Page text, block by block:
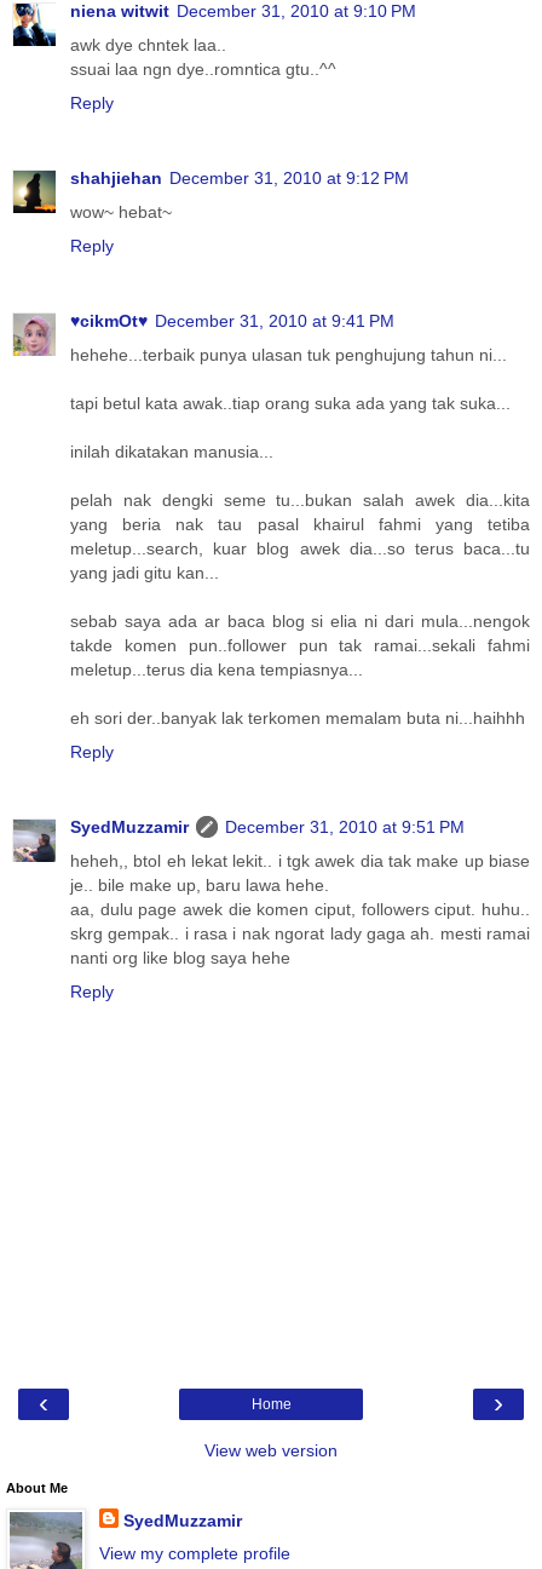
niena witwit December 31, 2010 at 9:10 PM
awk dye chntek laa..
ssuai laa ngn dye..romntica gtu..^^
Reply
shahjiehan December 31, 2010 at 9:12 PM
wow~ hebat~
Reply
♥cikmOt♥ December 31, 2010 at 9:41 PM
hehehe...terbaik punya ulasan tuk penghujung tahun ni...
tapi betul kata awak..tiap orang suka ada yang tak suka...
inilah dikatakan manusia...
pelah nak dengki seme tu...bukan salah awek dia...kita
yang beria nak tau pasal khairul fahmi yang tetiba
meletup...search, kuar blog awek dia...so terus baca...tu
yang jadi gitu kan...
sebab saya ada ar baca blog si elia ni dari mula...nengok
takde komen pun..follower pun tak ramai...sekali fahmi
meletup...terus dia kena tempiasnya...
eh sori der..banyak lak terkomen memalam buta ni...haihhh
Reply
SyedMuzzamir
December 31, 2010 at 9:51 PM
heheh,, btol eh lekat lekit.. i tgk awek dia tak make up biase
je.. bile make up, baru lawa hehe.
aa, dulu page awek die komen ciput, followers ciput. huhu..
skrg gempak.. i rasa i nak ngorat lady gaga ah. mesti ramai
nanti org like blog saya hehe
Reply
‹ ›
Home
View web version
About Me
SyedMuzzamir
View my complete profile